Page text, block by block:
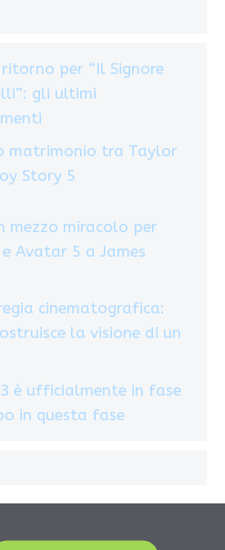
ritorno per “Il Signore
gli ultimi
matrimonio tra Taylor
Story 5
mezzo miracolo per
Avatar 5 a James
cinematografica:
la visione di un
è ufficialmente in fase
in questa fase